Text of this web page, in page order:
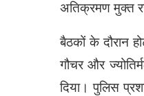
अतिक्रमण मुक्त
बैठकों के दौरान
गौचर और
दिया। पुलिस